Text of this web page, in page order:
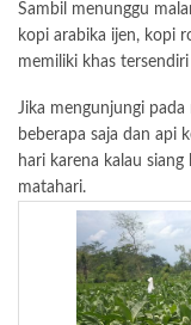
Sambil menunggu
kopi arabika ijen, kopi
memiliki khas
Jika mengunjungi
beberapa saja dan api
hari karena kalau
matahari.